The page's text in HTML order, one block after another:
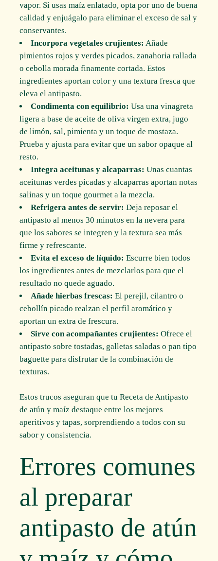
vapor. Si usas maíz enlatado, opta por uno de buena
calidad y enjuágalo para eliminar el exceso de sal y
conservantes.
Incorpora vegetales crujientes: Añade
pimientos rojos y verdes picados, zanahoria rallada
o cebolla morada finamente cortada. Estos
ingredientes aportan color y una textura fresca que
eleva el antipasto.
Condimenta con equilibrio: Usa una vinagreta
ligera a base de aceite de oliva virgen extra, jugo
de limón, sal, pimienta y un toque de mostaza.
Prueba y ajusta para evitar que un sabor opaque al
resto.
Integra aceitunas y alcaparras: Unas cuantas
aceitunas verdes picadas y alcaparras aportan notas
salinas y un toque gourmet a la mezcla.
Refrigera antes de servir: Deja reposar el
antipasto al menos 30 minutos en la nevera para
que los sabores se integren y la textura sea más
firme y refrescante.
Evita el exceso de líquido: Escurre bien todos
los ingredientes antes de mezclarlos para que el
resultado no quede aguado.
Añade hierbas frescas: El perejil, cilantro o
cebollín picado realzan el perfil aromático y
aportan un extra de frescura.
Sirve con acompañantes crujientes: Ofrece el
antipasto sobre tostadas, galletas saladas o pan tipo
baguette para disfrutar de la combinación de
texturas.
Estos trucos aseguran que tu Receta de Antipasto
de atún y maíz destaque entre los mejores
aperitivos y tapas, sorprendiendo a todos con su
sabor y consistencia.
Errores comunes
al preparar
antipasto de atún